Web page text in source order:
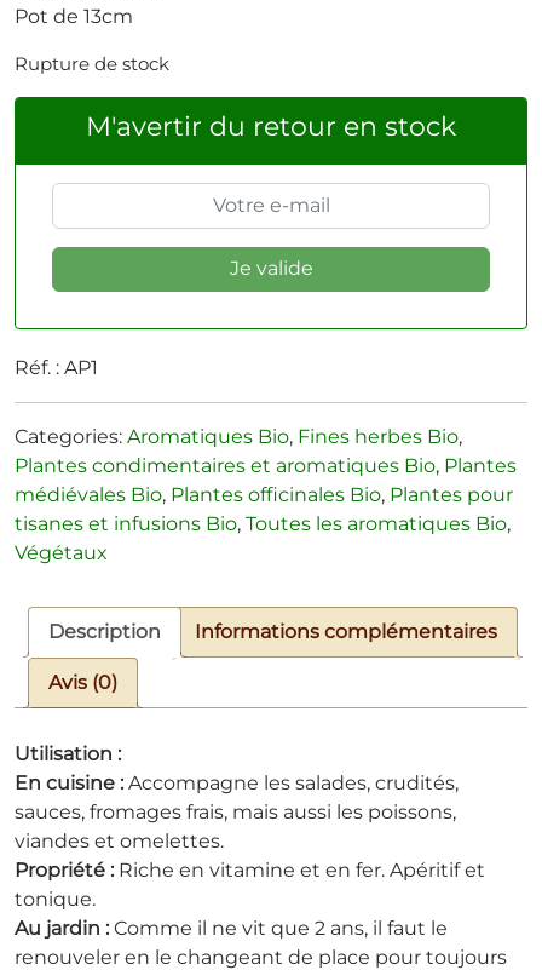
Pot de 13cm
Rupture de stock
M'avertir du retour en stock
Réf. : AP1
Categories: Aromatiques Bio, Fines herbes Bio,
Plantes condimentaires et aromatiques Bio, Plantes
médiévales Bio, Plantes officinales Bio, Plantes pour
tisanes et infusions Bio, Toutes les aromatiques Bio,
Végétaux
Description Informations complémentaires
Avis (0)
Utilisation :
En cuisine : Accompagne les salades, crudités,
sauces, fromages frais, mais aussi les poissons,
viandes et omelettes.
Propriété : Riche en vitamine et en fer. Apéritif et
tonique.
Au jardin : Comme il ne vit que 2 ans, il faut le
renouveler en le changeant de place pour toujours